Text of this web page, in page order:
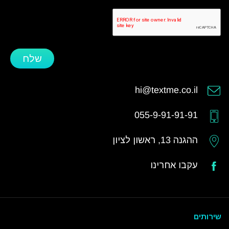
שלח
hi@textme.co.il
055-9-91-91-91
ההגנה 13, ראשון לציון
עקבו אחרינו
שירותים